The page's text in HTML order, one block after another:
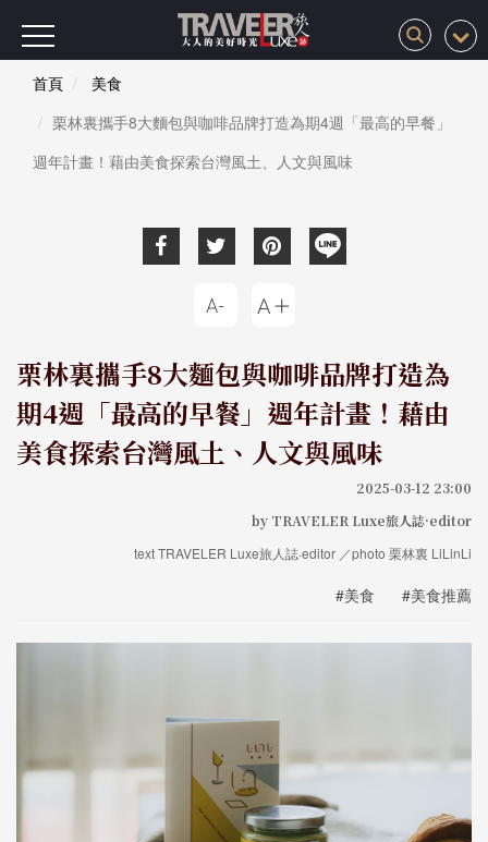
首頁
美食
栗林裏攜手8大麵包與咖啡品牌打造為期4週「最高的早餐」
週年計畫！藉由美食探索台灣風土、人文與風味
栗林裏攜手8大麵包與咖啡品牌打造為
期4週「最高的早餐」週年計畫！藉由
美食探索台灣風土、人文與風味
2025-03-12 23:00
by TRAVELER Luxe旅人誌·editor
text TRAVELER Luxe旅人誌·editor ／photo 栗林裏 LiLinLi
#美食 #美食推薦